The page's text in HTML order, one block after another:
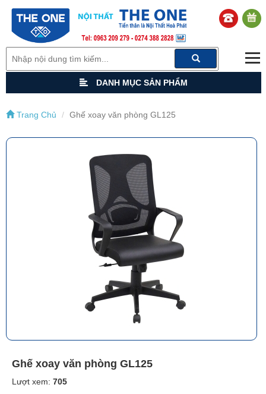
DANH MỤC SẢN PHẨM
Trang Chủ Ghế xoay văn phòng GL125
Ghế xoay văn phòng GL125
Lượt xem: 705